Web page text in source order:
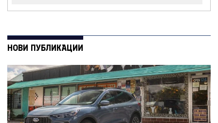
НОВИ ПУБЛИКАЦИИ